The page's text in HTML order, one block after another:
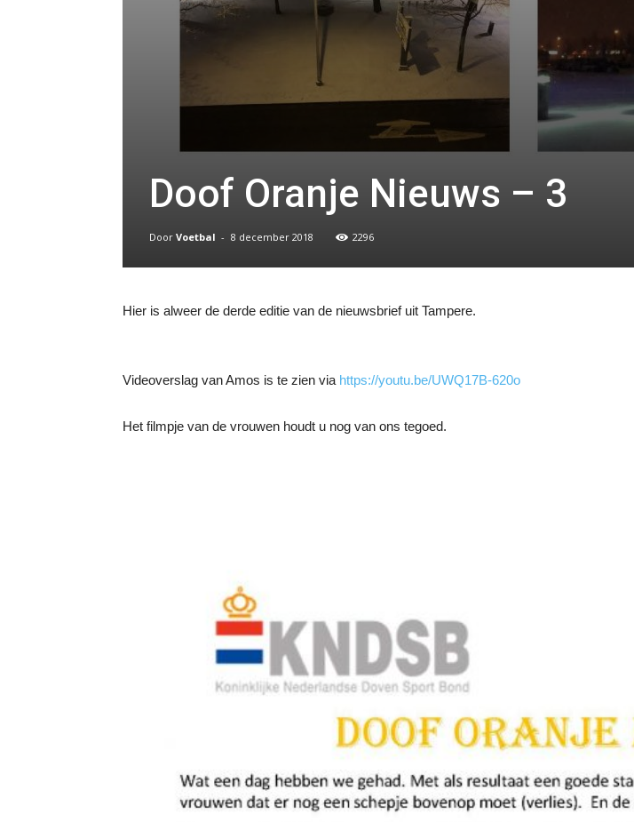
Doof Oranje Nieuws – 3
Door Voetbal - 8 december 2018 2296
Hier is alweer de derde editie van de nieuwsbrief uit Tampere.
Videoverslag van Amos is te zien via https://youtu.be/UWQ17B-620o
Het filmpje van de vrouwen houdt u nog van ons tegoed.